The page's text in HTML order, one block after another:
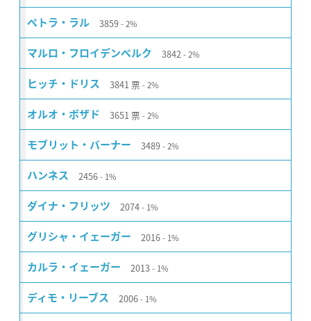
ペトラ・ラル 3859 2%
マルロ・フロイデンベルク 3842 2%
ヒッチ・ドリス 3841 票 2%
オルオ・ボザド 3651 票 2%
モブリット・バーナー 3489 2%
ハンネス 2456 1%
ダイナ・フリッツ 2074 1%
グリシャ・イェーガー 2016 1%
カルラ・イェーガー 2013 1%
ディモ・リーブス 2006 1%